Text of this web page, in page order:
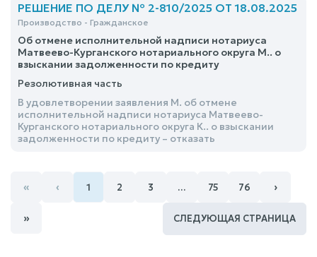
РЕШЕНИЕ ПО ДЕЛУ № 2-810/2025 ОТ 18.08.2025
Производство - Гражданское
Об отмене исполнительной надписи нотариуса
Матвеево-Курганского нотариального округа М.. о
взыскании задолженности по кредиту
Резолютивная часть
В удовлетворении заявления М. об отмене
исполнительной надписи нотариуса Матвеево-
Курганского нотариального округа К.. о взыскании
задолженности по кредиту – отказать
« ‹ 1 2 3 … 75 76 ›
» СЛЕДУЮЩАЯ СТРАНИЦА